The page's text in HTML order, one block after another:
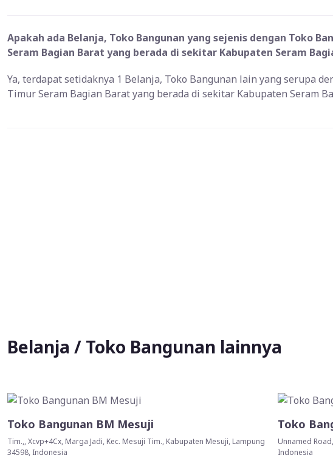
Apakah ada Belanja, Toko Bangunan yang sejenis dengan Toko
Seram Bagian Barat yang berada di sekitar Kabupaten Seram
Ya, terdapat setidaknya 1 Belanja, Toko Bangunan lain yang serupa
Timur Seram Bagian Barat yang berada di sekitar Kabupaten Seram
Belanja / Toko Bangunan lainnya
Toko Bangunan BM Mesuji
Tim.,, Xcvp+4Cx, Marga Jadi, Kec. Mesuji Tim., Kabupaten Mesuji, Lampung
34598, Indonesia
Toko
Unnamed
Indonesia